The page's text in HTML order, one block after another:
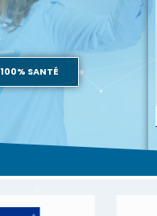
100% SANTÉ